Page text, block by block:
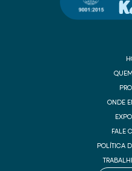
ONDE
FALE
POLÍTICA